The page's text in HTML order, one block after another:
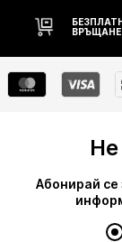
Абонирай